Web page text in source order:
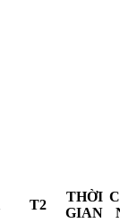
T2
THỜI
GIAN